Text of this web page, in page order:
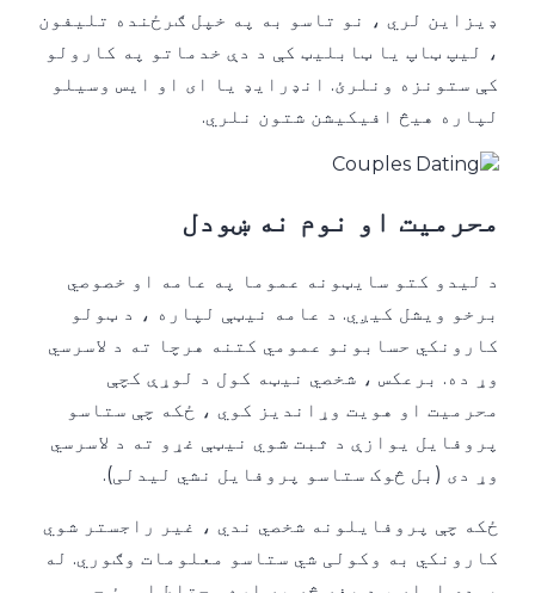
ډیزاین لري ، نو تاسو به په خپل ګرځنده تلیفون
، لیپ ټاپ یا ټابلیټ کې د دې خدماتو په کارولو
کې ستونزه ونلرئ. انډرایډ یا ای او ایس وسیلو
لپاره هیڅ افیکیشن شتون نلري.
محرمیت او نوم نه ښودل
د لیدو کتو سایټونه عموما په عامه او خصوصي
برخو ویشل کیږي. د عامه نیټې لپاره ، د ټولو
کارونکي حسابونو عمومي کتنه هرچا ته د لاسرسي
وړ ده. برعکس ، شخصي نیټه کول د لوړې کچې
محرمیت او هویت وړاندیز کوي ، ځکه چې ستاسو
پروفایل یوازې د ثبت شوي نیټې غړو ته د لاسرسي
وړ دی (بل څوک ستاسو پروفایل نشي لیدلی).
ځکه چې پروفایلونه شخصي ندي ، غیر راجستر شوي
کارونکي به وکولی شي ستاسو معلومات وګوري. له